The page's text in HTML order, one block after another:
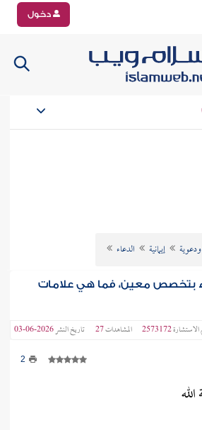
دخول
إيمانية الدعاء
بتخصص معين، فما هي علامات
2573172 المشاهدات27 تاريخ النشر2026-06-03
2